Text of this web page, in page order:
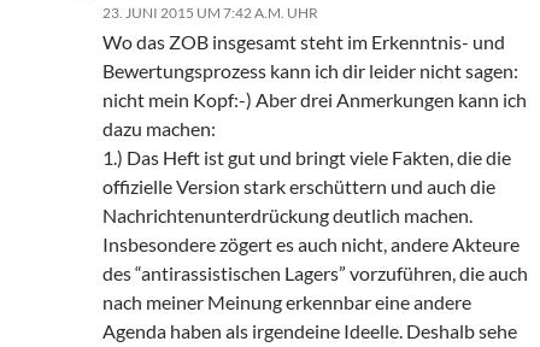
23. JUNI 2015 UM 7:42 A.M. UHR
Wo das ZOB insgesamt steht im Erkenntnis- und
Bewertungsprozess kann ich dir leider nicht sagen:
nicht mein Kopf:-) Aber drei Anmerkungen kann ich
dazu machen:
1.) Das Heft ist gut und bringt viele Fakten, die die
offizielle Version stark erschüttern und auch die
Nachrichtenunterdrückung deutlich machen.
Insbesondere zögert es auch nicht, andere Akteure
des “antirassistischen Lagers” vorzuführen, die auch
nach meiner Meinung erkennbar eine andere
Agenda haben als irgendeine Ideelle. Deshalb sehe